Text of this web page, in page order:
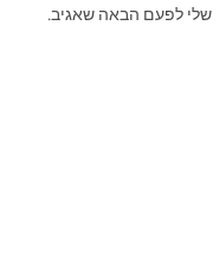
לפעם הבאה שאגיב.